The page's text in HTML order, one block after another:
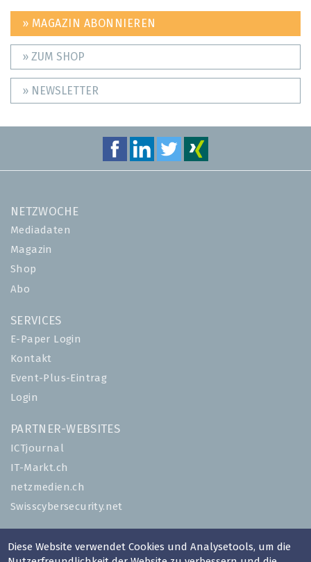
» MAGAZIN ABONNIEREN
» ZUM SHOP
» NEWSLETTER
NETZWOCHE
Mediadaten
Magazin
Shop
Abo
SERVICES
E-Paper Login
Kontakt
Event-Plus-Eintrag
Login
PARTNER-WEBSITES
ICTjournal
IT-Markt.ch
netzmedien.ch
Swisscybersecurity.net
Impressum
Diese Website verwendet Cookies und Analysetools, um die